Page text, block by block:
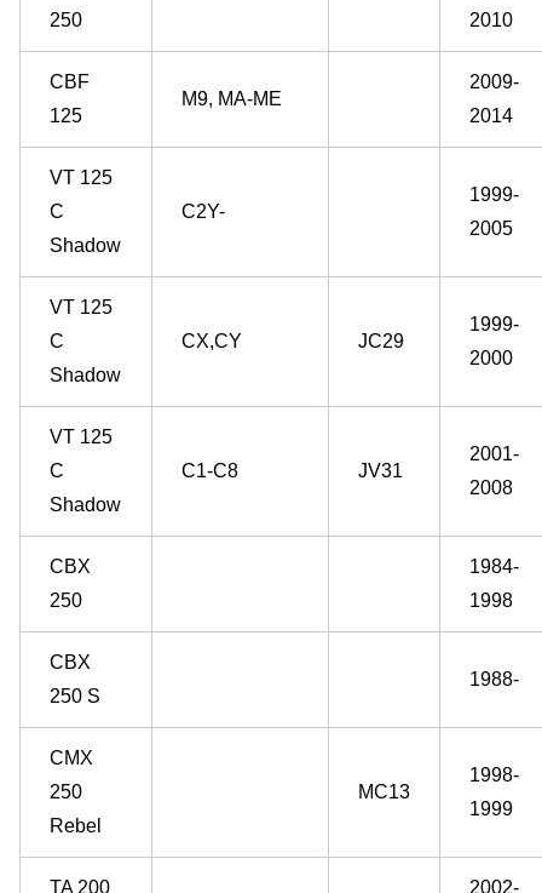
250
2010
CBF
125
M9, MA-ME
2009-
2014
VT 125
C
Shadow
C2Y-
1999-
2005
VT 125
C
Shadow
CX,CY JC29
1999-
2000
VT 125
C
Shadow
C1-C8 JV31
2001-
2008
CBX
250
1984-
1998
CBX
250 S
1988-
CMX
250
Rebel
MC13
1998-
1999
TA 200
2002-